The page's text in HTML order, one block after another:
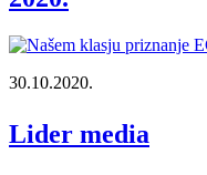
30.10.2020.
Lider media